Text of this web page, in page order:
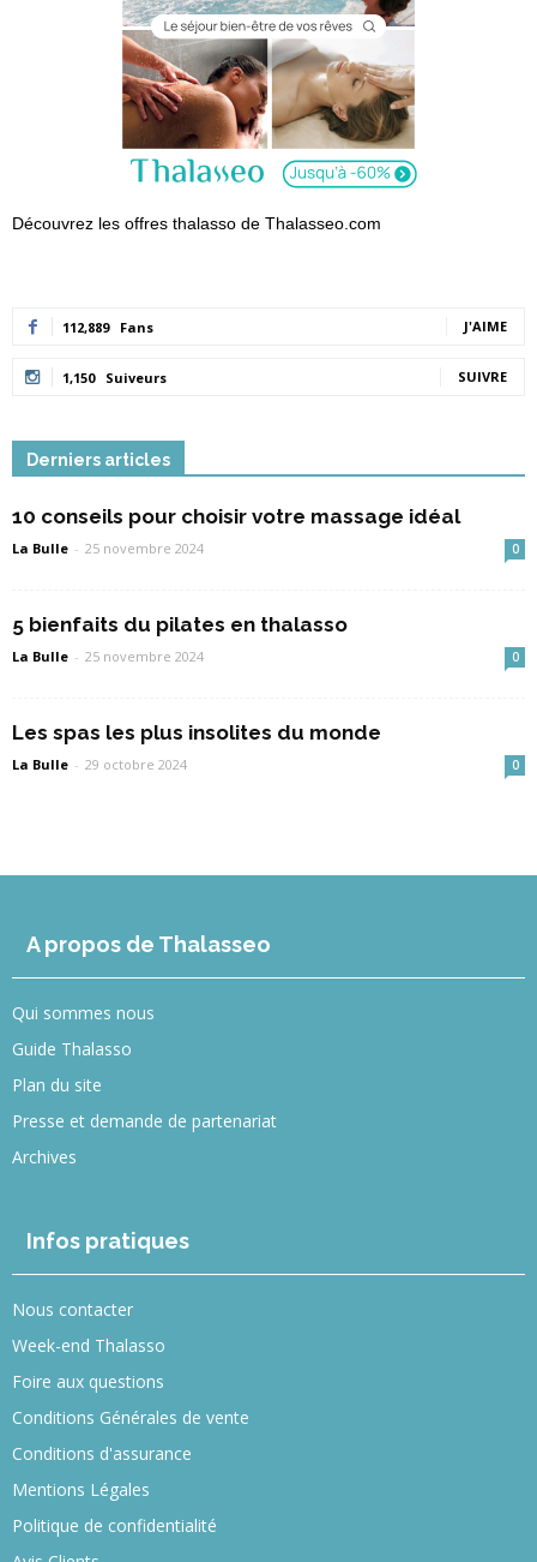
Découvrez les offres thalasso de Thalasseo.com
112,889 Fans J'AIME
1,150 Suiveurs SUIVRE
Derniers articles
10 conseils pour choisir votre massage idéal
La Bulle - 25 novembre 2024 0
5 bienfaits du pilates en thalasso
La Bulle - 25 novembre 2024 0
Les spas les plus insolites du monde
La Bulle - 29 octobre 2024 0
A propos de Thalasseo
Qui sommes nous
Guide Thalasso
Plan du site
Presse et demande de partenariat
Archives
Infos pratiques
Nous contacter
Week-end Thalasso
Foire aux questions
Conditions Générales de vente
Conditions d'assurance
Mentions Légales
Politique de confidentialité